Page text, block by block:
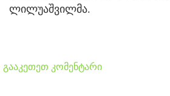
ლილუაშვილმა.
გააკეთეთ კომენტარი